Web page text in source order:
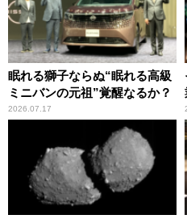
眠れる獅子ならぬ“眠れる高級
ミニバンの元祖”覚醒なるか？
2026.07.17